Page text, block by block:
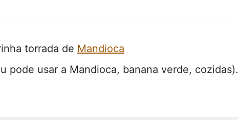
torrada de Mandioca
pode usar a Mandioca, banana verde, cozidas).